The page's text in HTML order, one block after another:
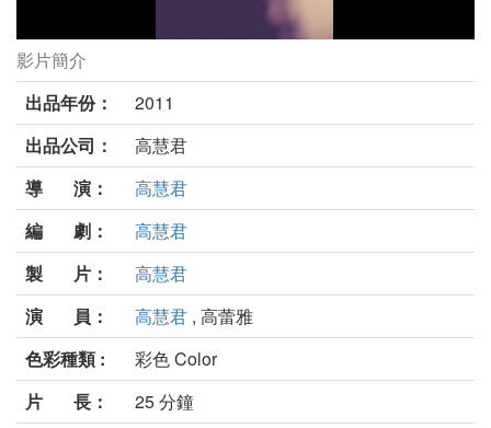
鄒 召喚劇照
影片簡介
出品年份：
2011
出品公司：
高慧君
導 演：
高慧君
編 劇：
高慧君
製 片：
高慧君
演 員：
高慧君 , 高蕾雅
色彩種類 :
彩色 Color
片 長：
25 分鐘